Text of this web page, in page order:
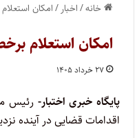
خانه/اخبار /امکان
امکان استعلام
۲۷ خرداد ۱۴۰۵
پایگاه خبری اختبار- رئیس
اقدامات قضایی در آینده